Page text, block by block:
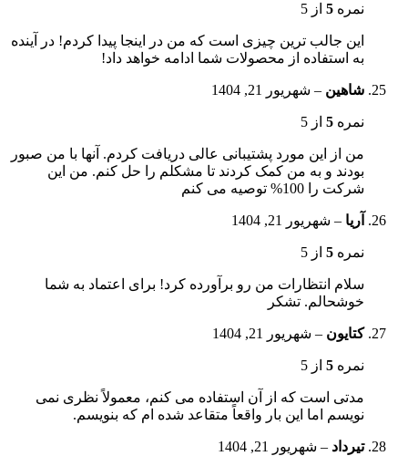
نمره 5 از 5
این جالب ترین چیزی است که من در اینجا پیدا کردم! در آینده
به استفاده از محصولات شما ادامه خواهد داد!
شاهین – شهریور 21, 1404
نمره 5 از 5
من از این مورد پشتیبانی عالی دریافت کردم. آنها با من صبور
بودند و به من کمک کردند تا مشکلم را حل کنم. من این
شرکت را 100% توصیه می کنم
آریا – شهریور 21, 1404
نمره 5 از 5
سلام انتظارات من رو برآورده کرد! برای اعتماد به شما
خوشحالم. تشکر
کتایون – شهریور 21, 1404
نمره 5 از 5
مدتی است که از آن استفاده می کنم، معمولاً نظری نمی
نویسم اما این بار واقعاً متقاعد شده ام که بنویسم.
تیرداد – شهریور 21, 1404